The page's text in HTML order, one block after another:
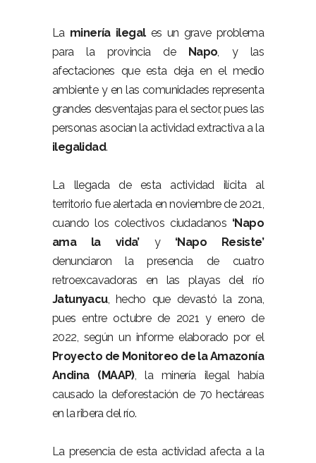
La minería ilegales un grave problema
para la provincia de Napo, y las
afectaciones que esta deja en el medio
ambiente y en las comunidades representa
grandes desventajas para el sector, pues las
personas asocian la actividad extractiva a la
ilegalidad.
La llegada de esta actividad ilícita al
territorio fue alertada en noviembre de 2021,
cuando los colectivos ciudadanos ‘Napo
ama la vida’y ‘Napo Resiste’
denunciaron la presencia de cuatro
retroexcavadoras en las playas del río
Jatunyacu, hecho que devastó la zona,
pues entre octubre de 2021 y enero de
2022, según un informe elaborado por el
Proyecto de Monitoreo de la Amazonía
Andina (MAAP), la minería ilegal había
causado la deforestación de 70 hectáreas
en la ribera del río.
La presencia de esta actividad afecta a la